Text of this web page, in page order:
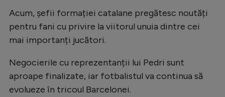
Tenis
Natație
Formula 1
Acum, șefii formației catalane pregătesc noutăți
pentru fani cu privire la viitorul unuia dintre cei
mai importanți jucători.
Negocierile cu reprezentanții lui Pedri sunt
aproape finalizate, iar fotbalistul va continua să
evolueze în tricoul Barcelonei.